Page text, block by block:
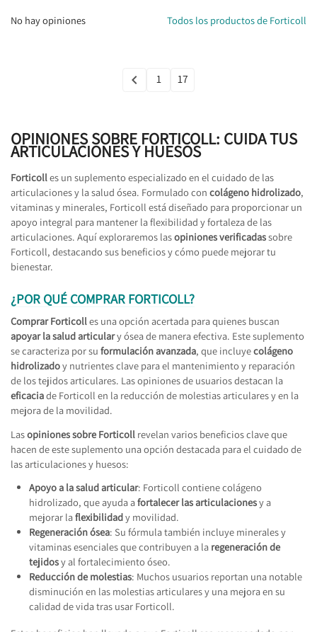
No hay opiniones Todos los productos de Forticoll
 1 17
OPINIONES SOBRE FORTICOLL: CUIDA TUS
ARTICULACIONES Y HUESOS
Forticolles un suplemento especializado en el cuidado de las
articulaciones y la salud ósea. Formulado con colágeno hidrolizado,
vitaminas y minerales, Forticoll está diseñado para proporcionar un
apoyo integral para mantener la flexibilidad y fortaleza de las
articulaciones. Aquí exploraremos lasopiniones verificadassobre
Forticoll, destacando sus beneficios y cómo puede mejorar tu
bienestar.
¿POR QUÉ COMPRAR FORTICOLL?
Comprar Forticolles una opción acertada para quienes buscan
apoyar la salud articulary ósea de manera efectiva. Este suplemento
se caracteriza por su formulación avanzada, que incluyecolágeno
hidrolizadoy nutrientes clave para el mantenimiento y reparación
de los tejidos articulares. Las opiniones de usuarios destacan la
eficaciade Forticoll en la reducción de molestias articulares y en la
mejora de la movilidad.
Lasopiniones sobre Forticoll revelan varios beneficios clave que
hacen de este suplemento una opción destacada para el cuidado de
las articulaciones y huesos:
Apoyo a la salud articular: Forticoll contiene colágeno
hidrolizado, que ayuda afortalecer las articulacionesy a
mejorar laflexibilidady movilidad.
Regeneración ósea: Su fórmula también incluye minerales y
vitaminas esenciales que contribuyen a la regeneración de
tejidosy al fortalecimiento óseo.
Reducción de molestias: Muchos usuarios reportan una notable
disminución en las molestias articulares y una mejora en su
calidad de vida tras usar Forticoll.